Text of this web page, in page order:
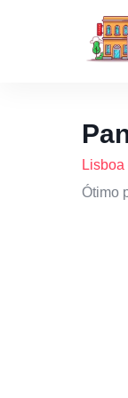
Lisboa
Ótimo